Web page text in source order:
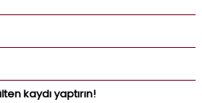
kaydı yaptırın!